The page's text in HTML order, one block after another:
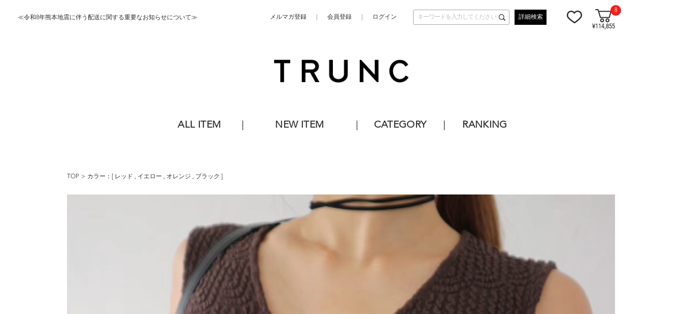
≪令和8年熊本地震に伴う配送に関する重要なお知らせについて≫ メルマガ登録 会員登録 ログイン 詳細検索
8
¥114,855
ALL ITEM NEW ITEM CATEGORY RANKING
TOP カラー：[ レッド , イエロー , オレンジ , ブラック